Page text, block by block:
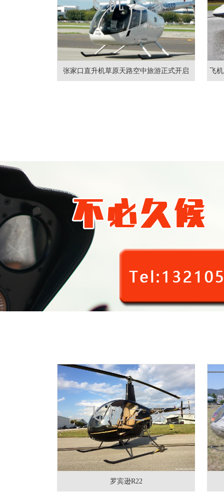
张家口直升机草原天路空中旅游正式开启 飞
罗宾逊R22